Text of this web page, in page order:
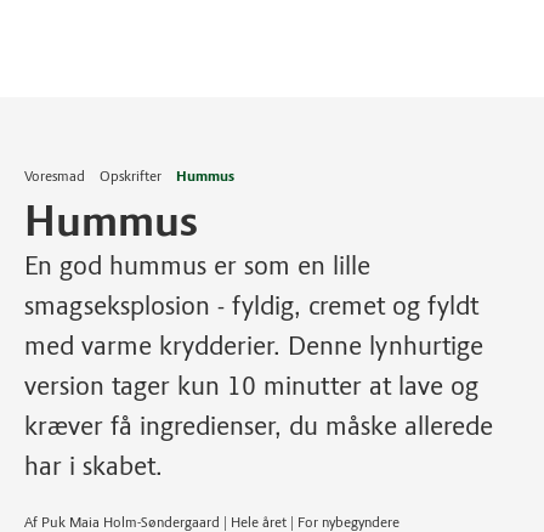
Voresmad Opskrifter Hummus
Hummus
En god hummus er som en lille
smagseksplosion - fyldig, cremet og fyldt
med varme krydderier. Denne lynhurtige
version tager kun 10 minutter at lave og
kræver få ingredienser, du måske allerede
har i skabet.
Af Puk Maia Holm-Søndergaard | Hele året | For nybegyndere